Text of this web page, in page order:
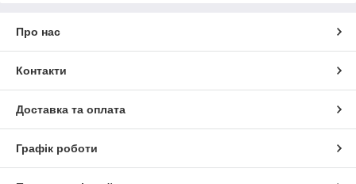
Про нас
Контакти
Доставка та оплата
Графік роботи